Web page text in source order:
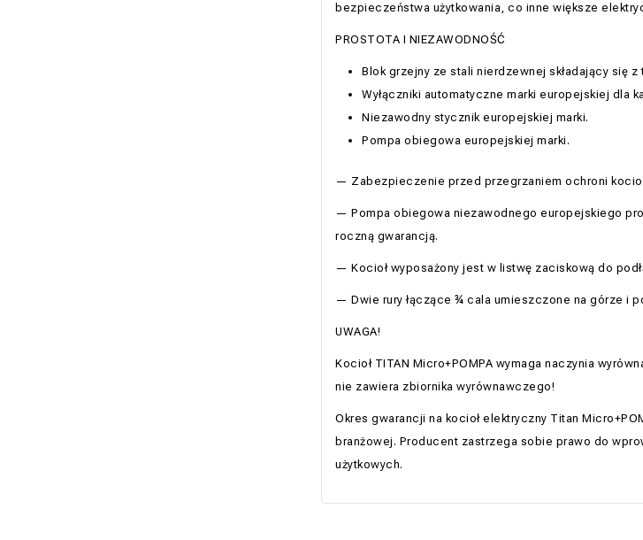
bezpieczeństwa użytkowania, co inne większe
PROSTOTA I NIEZAWODNOŚĆ
Blok grzejny ze stali nierdzewnej składający się
Wyłączniki automatyczne marki europejskiej dla
Niezawodny stycznik europejskiej marki.
Pompa obiegowa europejskiej marki.
— Zabezpieczenie przed przegrzaniem ochroni
— Pompa obiegowa niezawodnego europejskiego
roczną gwarancją.
— Kocioł wyposażony jest w listwę zaciskową do
— Dwie rury łączące ¾ cala umieszczone na górze i
UWAGA!
Kocioł TITAN Micro+POMPA wymaga naczynia
nie zawiera zbiornika wyrównawczego!
Okres gwarancji na kocioł elektryczny Titan
branżowej. Producent zastrzega sobie prawo do
użytkowych.